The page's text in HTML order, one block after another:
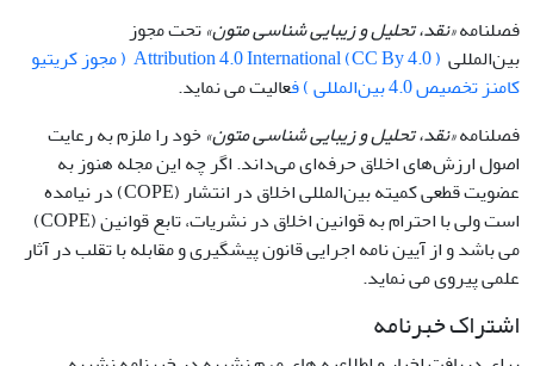
فصلنامه«نقد، تحلیل و زیبایی شناسی متون»تحت مجوز
بین‌المللی
Attribution 4.0 International (CC By 4.0 ) ( مجوز کریتیو
کامنز تخصیص 4.0 بین‌المللی ) ف
عالیت می نماید.
فصلنامه«نقد، تحلیل و زیبایی شناسی متون»خود را ملزم به رعایت
اصول ارزش‌های اخلاق حرفه‌ای می‌داند. اگر چه این مجله هنوز به
عضویت قطعی کمیته بین‌المللی اخلاق در انتشار (COPE) در نیامده
است ولی با احترام به قوانین اخلاق در نشریات، تابع قوانین (COPE)
می باشد و از آیین نامه اجرایی قانون پیشگیری و مقابله با تقلب در آثار
علمی پیروی می نماید.
اشتراک خبرنامه